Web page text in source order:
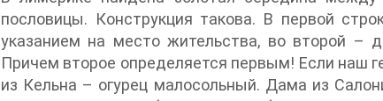
пословицы. Конструкция такова. В первой
указанием на место жительства, во второй –
Причем второе определяется первым! Если наш
из Кельна – огурец малосольный. Дама из